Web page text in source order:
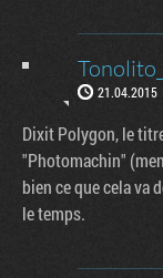
Tonolito_
21.04.2015
Dixit Polygon, le
"Photomachin"
bien ce que cela va
le temps.